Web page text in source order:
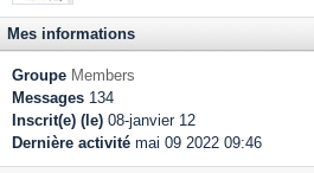
Mes informations
Groupe Members
Messages 134
Inscrit(e) (le) 08-janvier 12
Dernière activité mai 09 2022 09:46